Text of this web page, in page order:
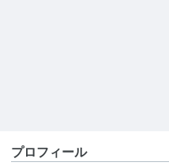
プロフィール